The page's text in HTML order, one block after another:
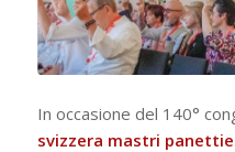
In occasione del 140°
svizzera mastri